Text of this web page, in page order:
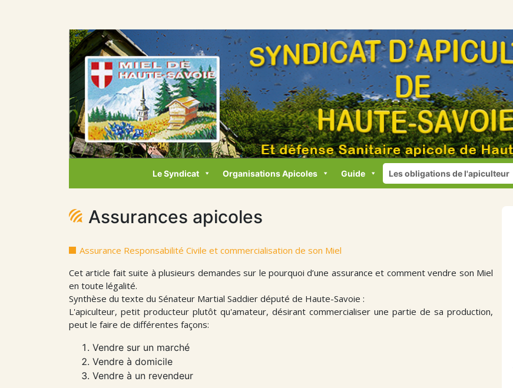
Le Syndicat Organisations Apicoles Guide Les obligations de l'apiculteur
Assurances apicoles
Assurance Responsabilité Civile et commercialisation de son Miel
Cet article fait suite à plusieurs demandes sur le pourquoi d’une assurance et comment vendre son Miel
en toute légalité.
Synthèse du texte du Sénateur Martial Saddier député de Haute-Savoie :
L'apiculteur, petit producteur plutôt qu'amateur, désirant commercialiser une partie de sa production,
peut le faire de différentes façons:
Vendre sur un marché
Vendre à domicile
Vendre à un revendeur